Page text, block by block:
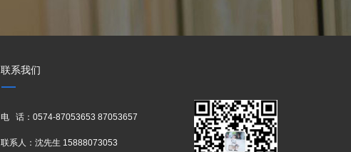
电 话：0574-87053653 87053657
联系人：沈先生 15888073053
联系我们